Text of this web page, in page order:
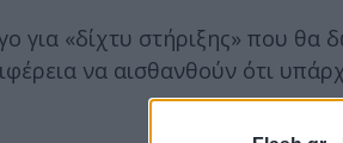
για «δίχτυ στήριξης» που θα
να αισθανθούν ότι